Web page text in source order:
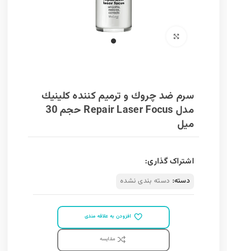
برای بزرگنمایی کلیک کنید
سرم ضد چروك و ترميم كننده كلينيك
مدل Repair Laser Focus حجم 30
میل
اشتراک گذاری:
دسته: دسته بندی نشده
افزودن به علاقه مندی
مقايسه